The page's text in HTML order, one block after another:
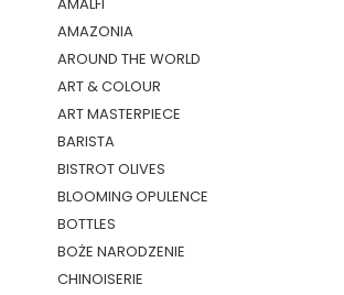
AMAZONIA
AROUND THE WORLD
ART & COLOUR
ART MASTERPIECE
BARISTA
BISTROT OLIVES
BLOOMING OPULENCE
BOTTLES
BOŻE NARODZENIE
CHINOISERIE